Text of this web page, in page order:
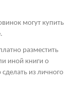
могут купить
разместить
иной книги о
из личного